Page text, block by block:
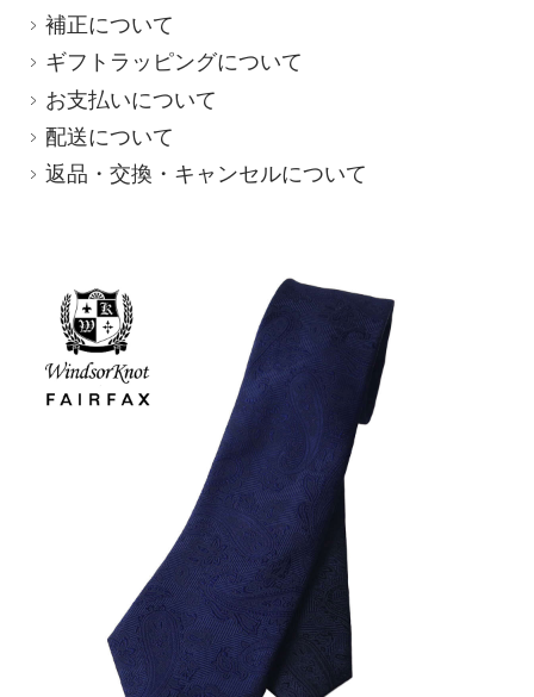
補正について
ギフトラッピングについて
お支払いについて
配送について
返品・交換・キャンセルについて